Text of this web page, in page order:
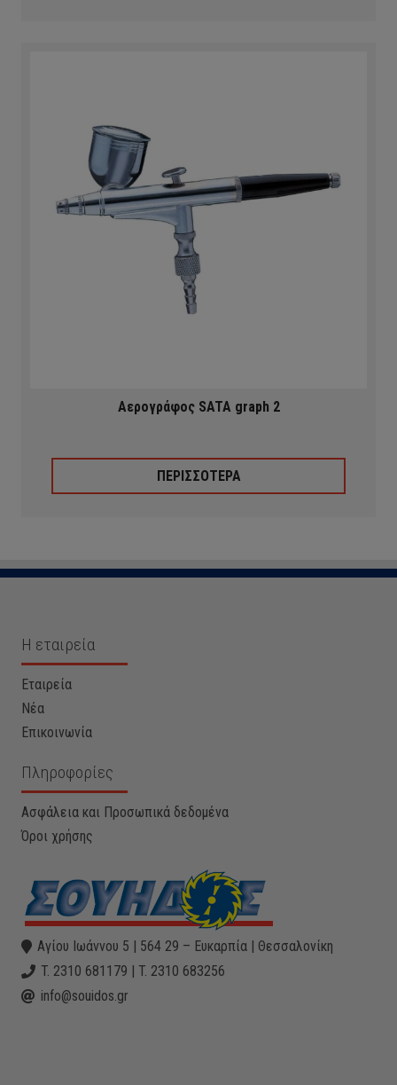
Αερογράφος SATA graph 2
ΠΕΡΙΣΣΟΤΕΡΑ
Η εταιρεία
Εταιρεία
Νέα
Επικοινωνία
Πληροφορίες
Ασφάλεια και Προσωπικά δεδομένα
Όροι χρήσης
Αγίου Ιωάννου 5 | 564 29 – Ευκαρπία | Θεσσαλονίκη
T. 2310 681179 | T. 2310 683256
info@souidos.gr